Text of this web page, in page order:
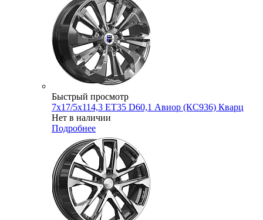
Быстрый просмотр
7x17/5x114,3 ET35 D60,1 Авиор (КС936) Кварц
Нет в наличии
Подробнее